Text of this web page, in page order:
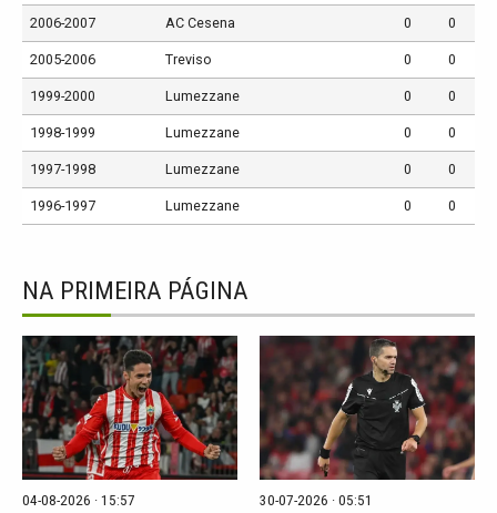
2006-2007 AC Cesena 0 0
2005-2006 Treviso 0 0
1999-2000 Lumezzane 0 0
1998-1999 Lumezzane 0 0
1997-1998 Lumezzane 0 0
1996-1997 Lumezzane 0 0
NA PRIMEIRA PÁGINA
04-08-2026 · 15:57 30-07-2026 · 05:51